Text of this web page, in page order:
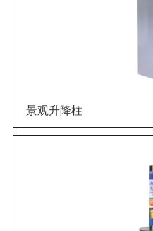
景观升降柱